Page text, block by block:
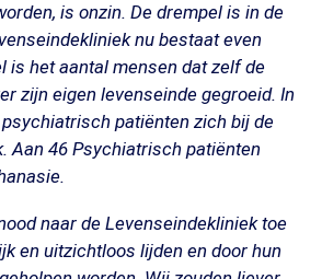
is onzin. De drempel is in de
nu bestaat even
is het aantal mensen dat zelf de
zijn eigen levenseinde gegroeid. In
patiënten zich bij de
Aan 46 Psychiatrisch patiënten
naar de Levenseindekliniek toe
en uitzichtloos lijden en door hun